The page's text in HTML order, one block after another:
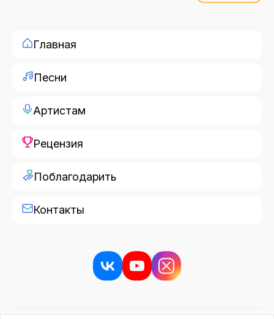
Главная
Песни
Артистам
Рецензия
Поблагодарить
Контакты